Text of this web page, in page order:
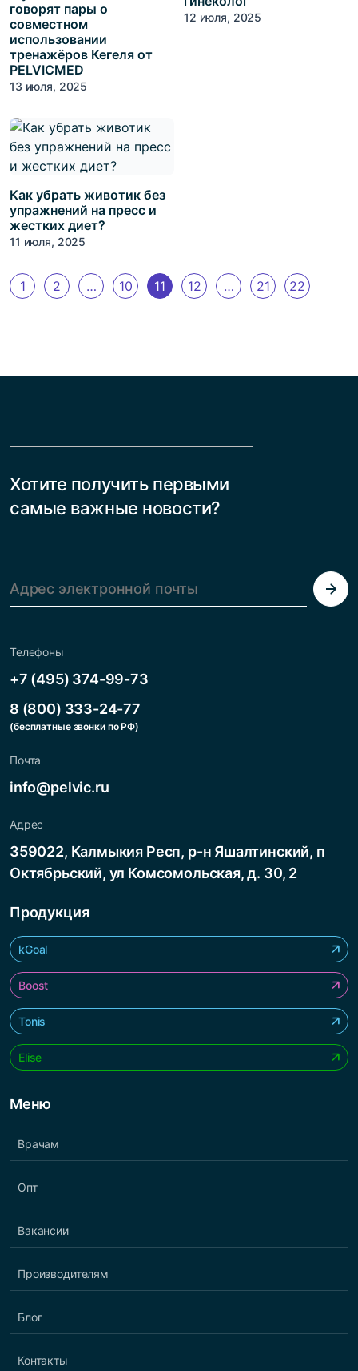
говорят пары о
совместном
использовании
тренажёров Кегеля от
PELVICMED
13 июля, 2025
12 июля, 2025
Как убрать животик без
упражнений на пресс и
жестких диет?
11 июля, 2025
1 2 … 10 11 12 … 21 22
Хотите получить первыми
самые важные новости?
Меню
Врачам
Опт
Вакансии
Производителям
Блог
Контакты
Продукция
kGoal
Boost
Tonis
Elise
Адрес
359022, Калмыкия Респ, р-н Яшалтинский, п
Октябрьский, ул Комсомольская, д. 30, 2
Телефоны
+7 (495) 374-99-73
8 (800) 333-24-77
(бесплатные звонки по РФ)
Почта
info@pelvic.ru